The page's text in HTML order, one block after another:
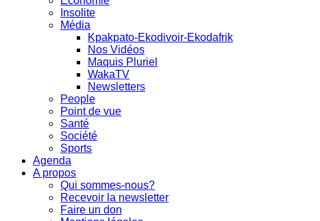
Insolite
Média
Kpakpato-Ekodivoir-Ekodafrik
Nos Vidéos
Maquis Pluriel
WakaTV
Newsletters
People
Point de vue
Santé
Société
Sports
Agenda
A propos
Qui sommes-nous?
Recevoir la newsletter
Faire un don